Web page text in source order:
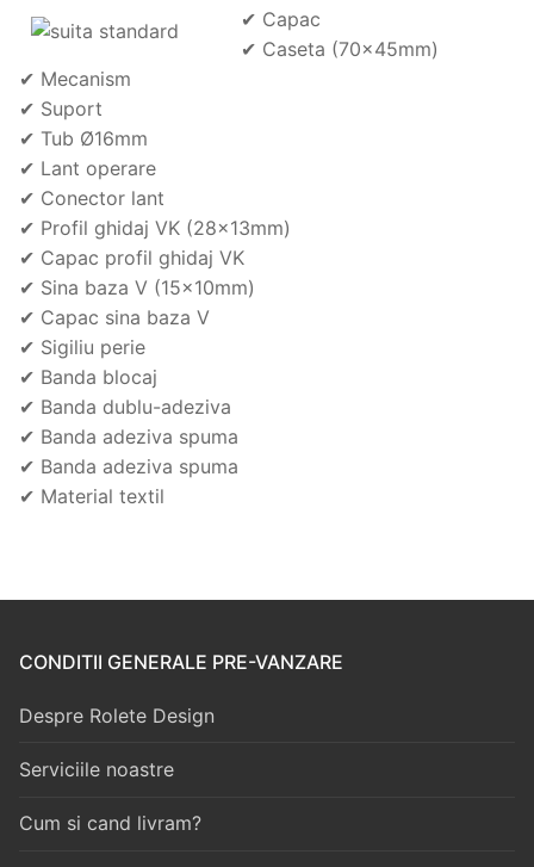
✔ Capac
✔ Caseta (70x45mm)
✔ Mecanism
✔ Suport
✔ Tub Ø16mm
✔ Lant operare
✔ Conector lant
✔ Profil ghidaj VK (28x13mm)
✔ Capac profil ghidaj VK
✔ Sina baza V (15x10mm)
✔ Capac sina baza V
✔ Sigiliu perie
✔ Banda blocaj
✔ Banda dublu-adeziva
✔ Banda adeziva spuma
✔ Banda adeziva spuma
✔ Material textil
CONDITII GENERALE PRE-VANZARE
Despre Rolete Design
Serviciile noastre
Cum si cand livram?